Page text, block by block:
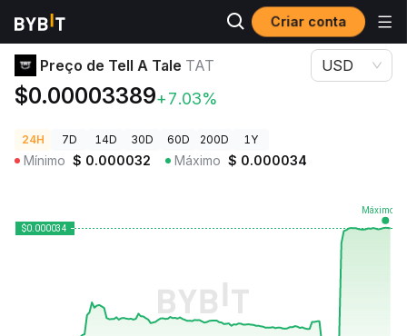
Criar conta
Preços de Criptomoedas Preço de Tell A Tale TAT
Preço de Tell A Tale TAT
$0.00003389+7.03%
USD
24H 7D 14D 30D 60D 200D 1Y
Mínimo $ 0.000032 Máximo $ 0.000034